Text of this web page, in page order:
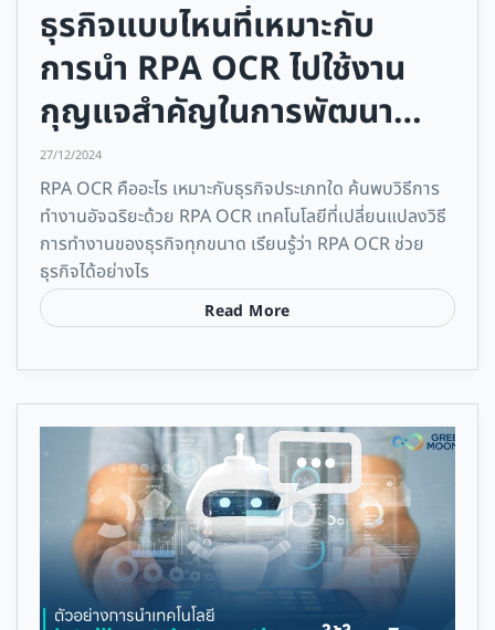
ธุรกิจแบบไหนที่เหมาะกับ
การนำ RPA OCR ไปใช้งาน
กุญแจสำคัญในการพัฒนา
ธุรกิจของคุณ
27/12/2024
RPA OCR คืออะไร เหมาะกับธุรกิจประเภทใด ค้นพบวิธีการ
ทำงานอัจฉริยะด้วย RPA OCR เทคโนโลยีที่เปลี่ยนแปลงวิธี
การทำงานของธุรกิจทุกขนาด เรียนรู้ว่า RPA OCR ช่วย
ธุรกิจได้อย่างไร
Read More